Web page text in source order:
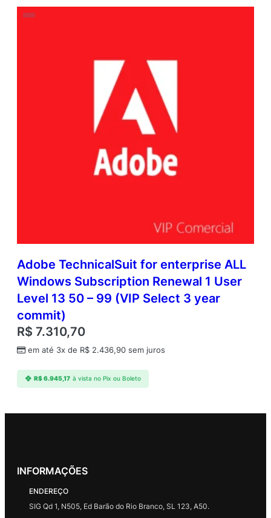
Adobe TechnicalSuit for enterprise ALL
Windows Subscription Renewal 1 User
Level 13 50 – 99 (VIP Select 3 year
commit)
R$ 7.310,70
em até 3x de R$ 2.436,90 sem juros
R$6.945,17 à vista no Pix ou Boleto
INFORMAÇÕES
ENDEREÇO
SIG Qd 1, N505, Ed Barão do Rio Branco, SL 123, A50.